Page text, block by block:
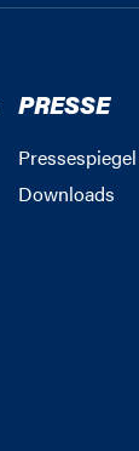
PRESSE
Pressespiegel
Downloads